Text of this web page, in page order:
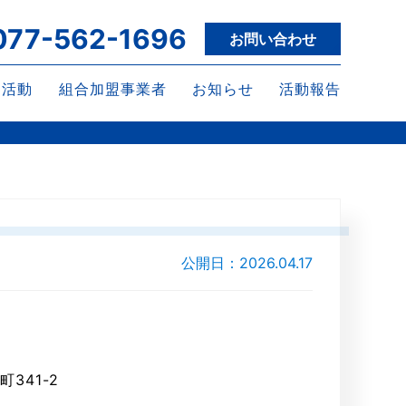
562-1696 お問い合わせ
動 組合加盟事業者 お知らせ 活動報告
公開日：2026.04.17
341-2